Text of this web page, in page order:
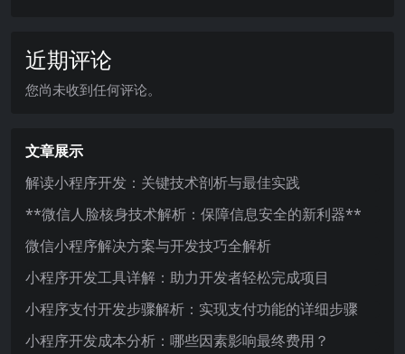
近期评论
您尚未收到任何评论。
文章展示
解读小程序开发：关键技术剖析与最佳实践
**微信人脸核身技术解析：保障信息安全的新利器**
微信小程序解决方案与开发技巧全解析
小程序开发工具详解：助力开发者轻松完成项目
小程序支付开发步骤解析：实现支付功能的详细步骤
小程序开发成本分析：哪些因素影响最终费用？